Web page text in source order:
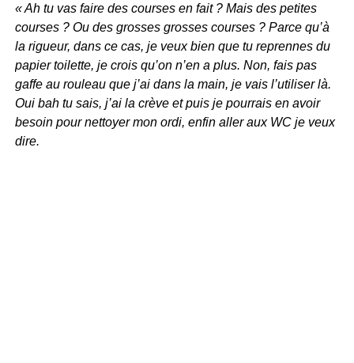
« Ah tu vas faire des courses en fait ? Mais des petites
courses ? Ou des grosses grosses courses ? Parce qu’à
la rigueur, dans ce cas, je veux bien que tu reprennes du
papier toilette, je crois qu’on n’en a plus. Non, fais pas
gaffe au rouleau que j’ai dans la main, je vais l’utiliser là.
Oui bah tu sais, j’ai la crève et puis je pourrais en avoir
besoin pour nettoyer mon ordi, enfin aller aux WC je veux
dire.